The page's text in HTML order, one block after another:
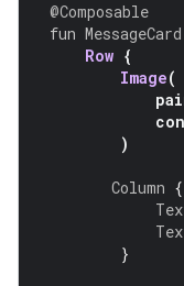
@Composable
fun MessageCard
Row {
Image(
)
Column {
}